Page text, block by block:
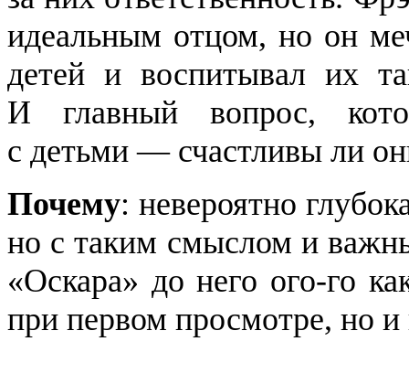
идеальным отцом, но он
детей и воспитывал их
И главный вопрос,
с детьми — счастливы ли
Почему: невероятно
но с таким смыслом и
«Оскара» до него ого-го
при первом просмотре, но